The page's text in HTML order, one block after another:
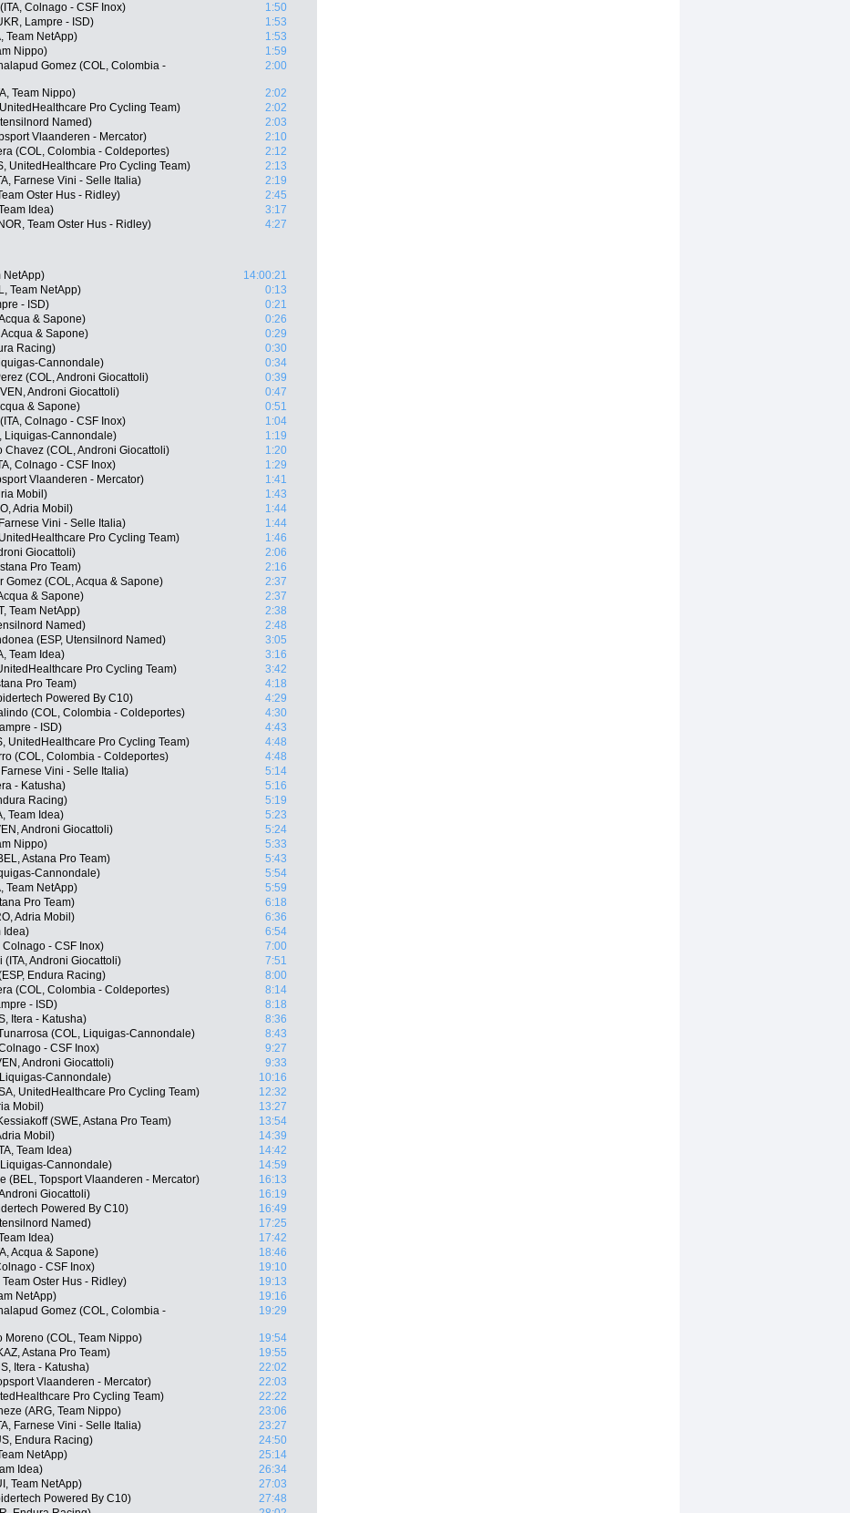
Colnago - CSF Inox)
1:50
Lampre - ISD)
1:53
Team NetApp)
1:53
Nippo)
1:59
Gomez (COL, Colombia -
2:00
Team Nippo)
2:02
Pro Cycling Team)
2:02
Named)
2:03
Vlaanderen - Mercator)
2:10
(COL, Colombia - Coldeportes)
2:12
UnitedHealthcare Pro Cycling Team)
2:13
Farnese Vini - Selle Italia)
2:19
Oster Hus - Ridley)
2:45
Idea)
3:17
Team Oster Hus - Ridley) 4:27
NetApp)
14:00:21
Team NetApp)
0:13
- ISD)
0:21
& Sapone)
0:26
& Sapone)
0:29
Racing)
0:30
Cannondale)
0:34
(COL, Androni Giocattoli)
0:39
Androni Giocattoli)
0:47
& Sapone)
0:51
Colnago - CSF Inox)
1:04
Liquigas-Cannondale)
1:19
Chavez (COL, Androni Giocattoli)
1:20
Colnago - CSF Inox)
1:29
Vlaanderen - Mercator)
1:41
Mobil)
1:43
Adria Mobil)
1:44
Vini - Selle Italia)
1:44
Pro Cycling Team)
1:46
Giocattoli)
2:06
Pro Team)
2:16
Gomez (COL, Acqua & Sapone)
2:37
& Sapone)
2:37
Team NetApp)
2:38
Named)
2:48
(ESP, Utensilnord Named)
3:05
Team Idea)
3:16
Pro Cycling Team)
3:42
Pro Team)
4:18
Powered By C10)
4:29
(COL, Colombia - Coldeportes)
4:30
- ISD)
4:43
UnitedHealthcare Pro Cycling Team)
4:48
(COL, Colombia - Coldeportes)
4:48
Vini - Selle Italia)
5:14
- Katusha)
5:16
Racing)
5:19
Team Idea)
5:23
Androni Giocattoli)
5:24
Nippo)
5:33
Astana Pro Team)
5:43
Cannondale)
5:54
Team NetApp)
5:59
Pro Team)
6:18
Adria Mobil)
6:36
Idea)
6:54
- CSF Inox)
7:00
Androni Giocattoli)
7:51
Endura Racing)
8:00
(COL, Colombia - Coldeportes)
8:14
- ISD)
8:18
Itera - Katusha)
8:36
(COL, Liquigas-Cannondale)
8:43
- CSF Inox)
9:27
Androni Giocattoli)
9:33
Cannondale)
10:16
UnitedHealthcare Pro Cycling Team)
12:32
Mobil)
13:27
(SWE, Astana Pro Team)
13:54
Mobil)
14:39
Team Idea)
14:42
Cannondale)
14:59
(BEL, Topsport Vlaanderen - Mercator)
16:13
Giocattoli)
16:19
Powered By C10)
16:49
Named)
17:25
Idea)
17:42
Acqua & Sapone)
18:46
- CSF Inox)
19:10
Oster Hus - Ridley)
19:13
NetApp)
19:16
Gomez (COL, Colombia -
19:29
Moreno (COL, Team Nippo)
19:54
Astana Pro Team)
19:55
Itera - Katusha)
22:02
Vlaanderen - Mercator)
22:03
Pro Cycling Team)
22:22
(ARG, Team Nippo)
23:06
Farnese Vini - Selle Italia)
23:27
Endura Racing)
24:50
NetApp)
25:14
Idea)
26:34
Team NetApp)
27:03
Powered By C10)
27:48